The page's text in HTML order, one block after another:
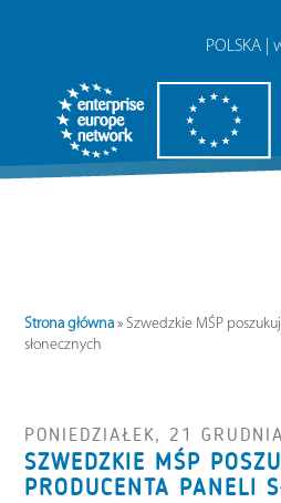
POLSKA |
Strona główna »Szwedzkie MŚP
słonecznych
PONIEDZIAŁEK, 21
SZWEDZKIE MŚP
PRODUCENTA PANELI